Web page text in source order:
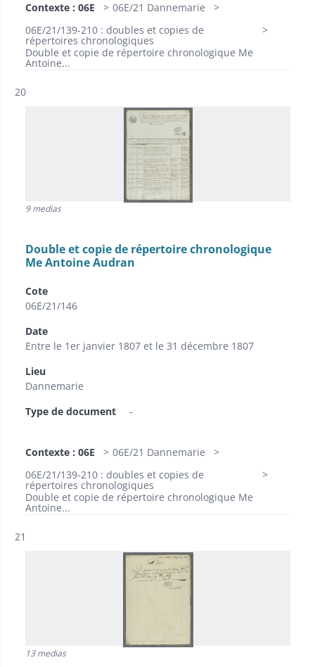
Contexte : 06E
06E/21 Dannemarie
06E/21/139-210 : doubles et copies de
répertoires chronologiques
Double et copie de répertoire chronologique Me
Antoine...
Résultat n°
20
9 medias
Double et copie de répertoire chronologique
Me Antoine Audran
Cote
06E/21/146
Date
Entre le 1er janvier 1807 et le 31 décembre 1807
Lieu
Dannemarie
Type de document
-
Contexte : 06E
06E/21 Dannemarie
06E/21/139-210 : doubles et copies de
répertoires chronologiques
Double et copie de répertoire chronologique Me
Antoine...
Résultat n°
21
13 medias